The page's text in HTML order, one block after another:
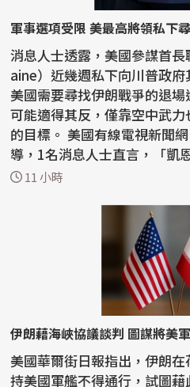
軍事選項受限 美最高將領私下
消息人士透露，美國參謀首
aine）近幾週私下向川普政府
美國需要尋找伊朗戰爭的退
可能適得其反，僅靠空中武
的目標。 美國有線電視新聞網（CNN）今天（8日）報
導，1名消息人士直言，「凱
徑」。...
11 小時
伊朗藉海峽協議談判 圖謀將美
美國華爾街日報指出，伊朗
持美國軍艦不得通行，試圖